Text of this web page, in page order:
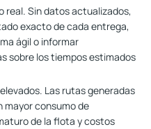
real. Sin datos actualizados,
exacto de cada entrega,
ágil o informar
sobre los tiempos estimados
Las rutas generadas
mayor consumo de
de la flota y costos